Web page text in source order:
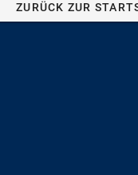
ZURÜCK ZUR